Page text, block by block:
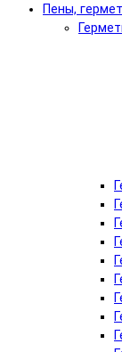
Пены,